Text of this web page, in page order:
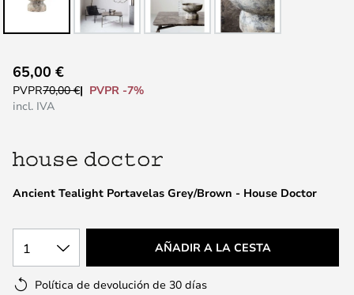
comienzo
galería
imágenes
Ancient Tealight Portavelas Grey/Brown - House Doctor
65,00 €
PVPR70,00 €
PVPR -7%
incl. IVA
1 AÑADIR A LA CESTA
Política de devolución de 30 días